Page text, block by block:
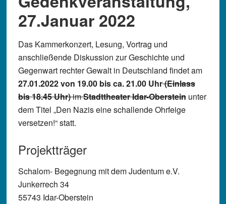
27.Januar 2022
Das Kammerkonzert, Lesung, Vortrag und
anschließende Diskussion zur Geschichte und
Gegenwart rechter Gewalt in Deutschland findet am
27.01.2022 von 19.00 bis ca. 21.00 Uhr(Einlass
bis 18.45 Uhr)imStadttheater Idar-Oberstein unter
dem Titel „Den Nazis eine schallende Ohrfeige
versetzen!“ statt.
Projektträger
Schalom- Begegnung mit dem Judentum e.V.
Junkerrech 34
55743 Idar-Oberstein